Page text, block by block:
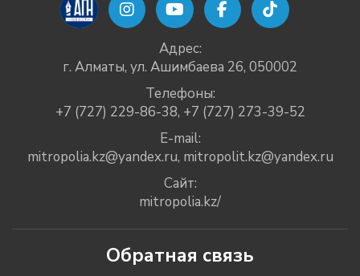
Адрес:
г. Алматы, ул. Ашимбаева 26, 050002
Телефоны:
+7 (727) 229-86-38, +7 (727) 273-39-52
E-mail:
mitropolia.kz@yandex.ru, mitropolit.kz@yandex.ru
Сайт:
mitropolia.kz/
Обратная связь